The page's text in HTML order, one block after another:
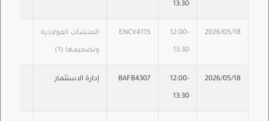
13:30
2026/05/18
12:00-
13:30
ENCV4115 المنشآت الفولاذية
وتصميمها (1)
2026/05/18
12:00-
13:30
BAFB4307 إدارة الاستثمار